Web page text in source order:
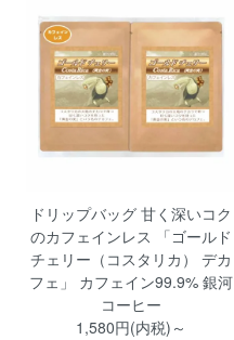
ドリップバッグ 甘く深いコク
のカフェインレス 「ゴールド
チェリー（コスタリカ） デカ
フェ」 カフェイン99.9% 銀河
コーヒー
1,580円(内税)～